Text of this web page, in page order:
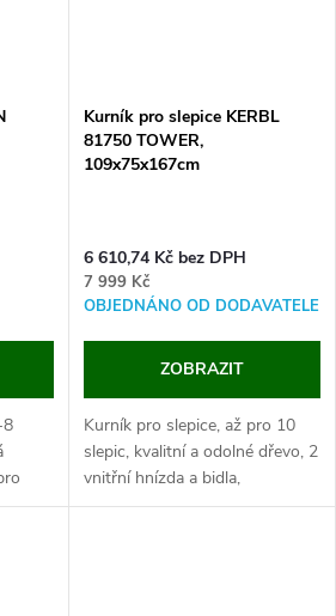
8
x
Kurník pro slepice KERBL
81750 TOWER,
109x75x167cm
6 610,74 Kč bez DPH
7 999 Kč
OBJEDNÁNO OD DODAVATELE
ZOBRAZIT
Kurník pro slepice, až pro 10
slepic, kvalitní a odolné dřevo, 2
vnitřní hnízda a bidla,
bitumenová střecha, rozměry